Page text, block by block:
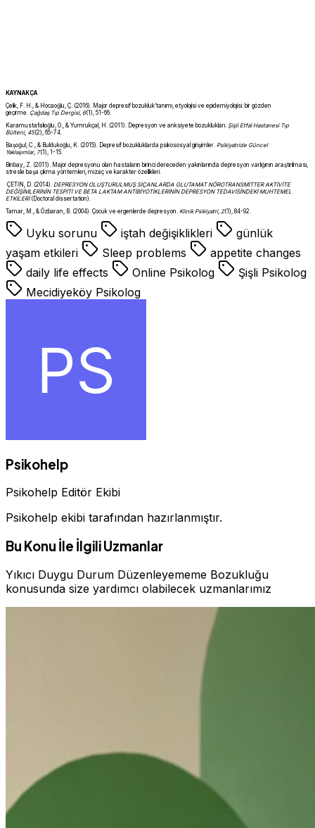
KAYNAKÇA
Çelik, F. H., & Hocaoğlu, Ç. (2016). Major depresif bozukluk’tanımı, etyolojisi ve epidemiyolojisi: bir gözden
geçirme. Çağdaş Tıp Dergisi, 6(1), 51-66.
Karamustafalıoğlu, O., & Yumrukçal, H. (2011). Depresyon ve anksiyete bozuklukları. Şişli Etfal Hastanesi Tıp
Bülteni, 45(2), 65-74.
Başoğul, C., & Buldukoğlu, K. (2015). Depresif bozukluklarda psikososyal girişimler. Psikiyatride Güncel
Yaklaşımlar, 7(1), 1-15.
Binbay, Z. (2011). Major depresyonu olan hastaların birinci dereceden yakınlarında depresyon varlığının araştırılması,
stresle başa çıkma yöntemleri, mizaç ve karakter özellikleri.
ÇETİN, D. (2014). DEPRESYON OLUŞTURULMUŞ SIÇANLARDA GLUTAMAT NÖROTRANSMİTTER AKTİVİTE
DEĞİŞİMLERİNİN TESPİTİ VE ΒETA LAKTAM ANTİBİYOTİKLERİNİN DEPRESYON TEDAVİSİNDEKİ MUHTEMEL
ETKİLERİ(Doctoral dissertation).
Tamar, M., & Özbaran, B. (2004). Çocuk ve ergenlerde depresyon. Klinik Psikiyatri, 2(1), 84-92.
Uyku sorunu iştah değişiklikleri
günlük
yaşam etkileri
Sleep problems
appetite changes
daily life effects
Online Psikolog
Şişli Psikolog
Mecidiyeköy Psikolog
Psikohelp
Psikohelp Editör Ekibi
Psikohelp ekibi tarafından hazırlanmıştır.
Bu Konu İle İlgili Uzmanlar
Yıkıcı Duygu Durum Düzenleyememe Bozukluğu
konusunda size yardımcı olabilecek uzmanlarımız